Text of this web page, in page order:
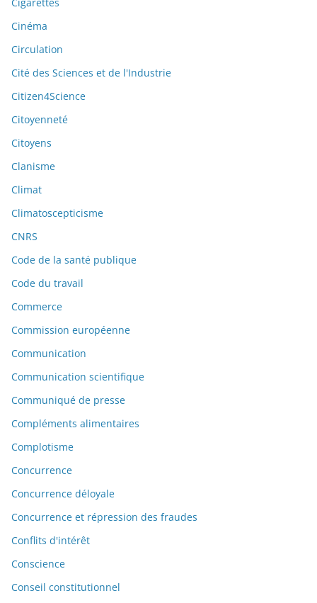
Cinéma
Circulation
Cité des Sciences et de l'Industrie
Citizen4Science
Citoyenneté
Citoyens
Clanisme
Climat
Climatoscepticisme
CNRS
Code de la santé publique
Code du travail
Commerce
Commission européenne
Communication
Communication scientifique
Communiqué de presse
Compléments alimentaires
Complotisme
Concurrence
Concurrence déloyale
Concurrence et répression des fraudes
Conflits d'intérêt
Conscience
Conseil constitutionnel